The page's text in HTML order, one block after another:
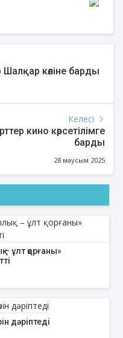
көліне барды
Келесі
кино көрсетілімге
барды
28 маусым 2025
– ұлт қорғаны»
дәріптеді